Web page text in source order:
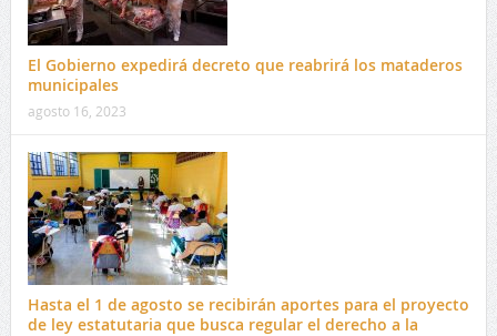
El Gobierno expedirá decreto que reabrirá los mataderos
municipales
agosto 16, 2023
Hasta el 1 de agosto se recibirán aportes para el proyecto
de ley estatutaria que busca regular el derecho a la